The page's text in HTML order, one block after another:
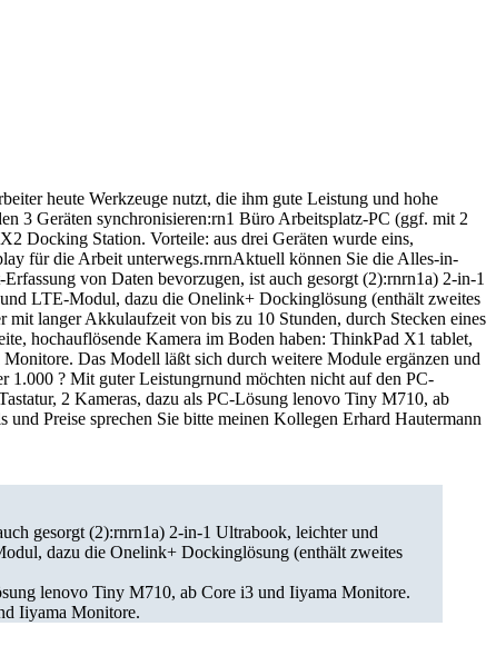
heute Werkzeuge nutzt, die ihm gute Leistung und hohe
3 Geräten synchronisieren:rn1 Büro Arbeitsplatz-PC (ggf. mit 2
Docking Station. Vorteile: aus drei Geräten wurde eins,
für die Arbeit unterwegs.rnrnAktuell können Sie die Alles-in-
von Daten bevorzugen, ist auch gesorgt (2):rnrn1a) 2-in-1
LTE-Modul, dazu die Onelink+ Dockinglösung (enthält zweites
langer Akkulaufzeit von bis zu 10 Stunden, durch Stecken eines
hochauflösende Kamera im Boden haben: ThinkPad X1 tablet,
Das Modell läßt sich durch weitere Module ergänzen und
? Mit guter Leistungrnund möchten nicht auf den PC-
2 Kameras, dazu als PC-Lösung lenovo Tiny M710, ab
Preise sprechen Sie bitte meinen Kollegen Erhard Hautermann
gesorgt (2):rnrn1a) 2-in-1 Ultrabook, leichter und
dazu die Onelink+ Dockinglösung (enthält zweites
lenovo Tiny M710, ab Core i3 und Iiyama Monitore.
Iiyama Monitore.